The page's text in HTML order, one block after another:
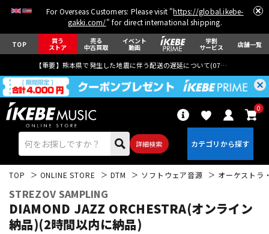
For Overseas Customers: Please visit "https://global.ikebe-
gakki.com/" for direct international shipping.
TOP 買う
ストア
売る
中古買取
イベント
動画
学割
サービス 店舗一覧
【重要】熊本県で発生した地震に伴う配送の遅延について(07月29日
詳細検索
0
TOP ONLINE STORE DTM ソフトウェア音源 オーケストラ
STREZOV SAMPLING
DIAMOND JAZZ ORCHESTRA(オンライン
納品)(2時間以内に納品)